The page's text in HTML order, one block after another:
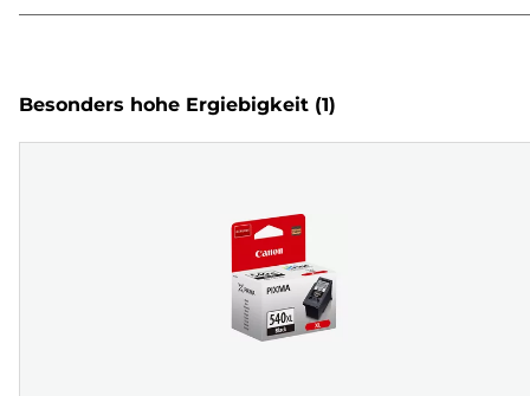
Besonders hohe Ergiebigkeit (1)